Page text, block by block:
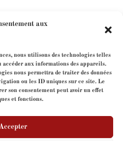
aux
nous utilisons des technologies telles
aux informations des appareils.
nous permettra de traiter des données
ou les ID uniques sur ce site. Le
son consentement peut avoir un effet
et fonctions.
de mes coordonnées dans le
à la newsletter.